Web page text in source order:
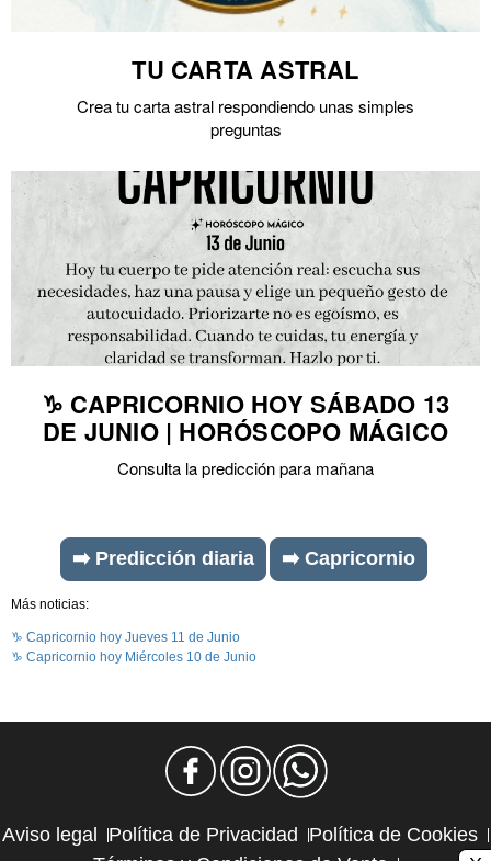
TU CARTA ASTRAL
Crea tu carta astral respondiendo unas simples
preguntas
♑ CAPRICORNIO HOY SÁBADO 13
DE JUNIO | HORÓSCOPO MÁGICO
Consulta la predicción para mañana
➡️ Predicción diaria ➡️ Capricornio
Más noticias:
♑ Capricornio hoy Jueves 11 de Junio
♑ Capricornio hoy Miércoles 10 de Junio
Aviso legal Política de Privacidad
Política de Cookies